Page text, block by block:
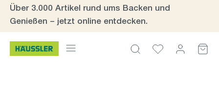
Zum Hauptinhalt springen
Über 3.000 Artikel rund ums Backen und
Genießen – jetzt online entdecken.